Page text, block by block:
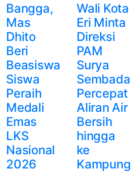
Bangga,
Mas
Dhito
Beri
Beasiswa
Siswa
Peraih
Medali
Emas
LKS
Nasional
2026
Wali Kota
Eri Minta
Direksi
PAM
Surya
Sembada
Percepat
Aliran Air
Bersih
hingga
ke
Kampung